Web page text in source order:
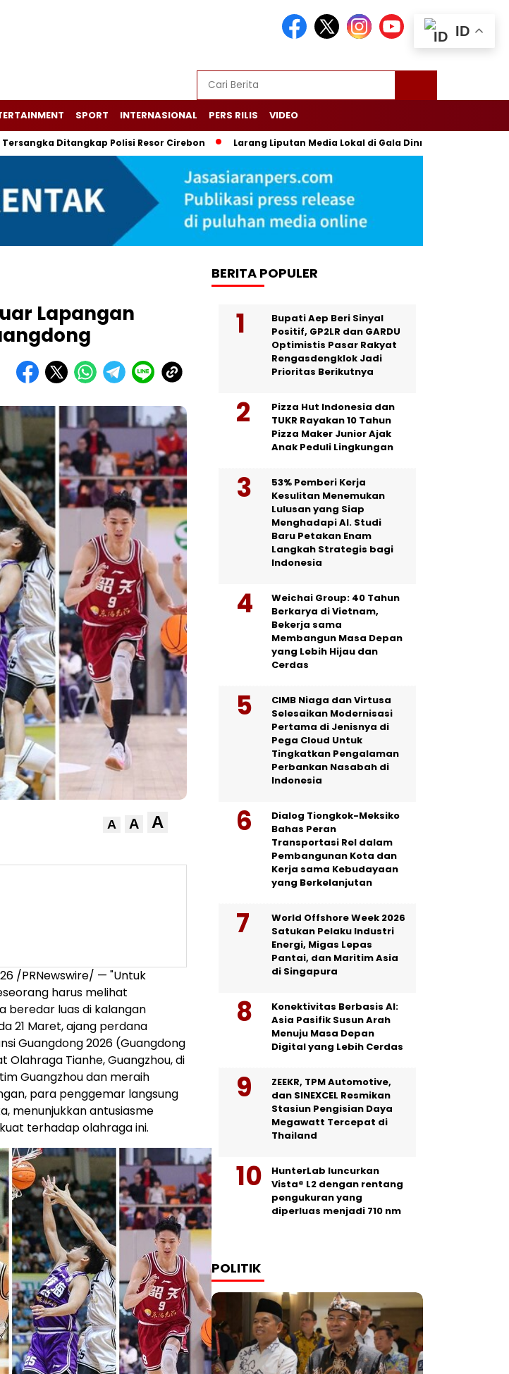
SPORT INTERNASIONAL PERS RILIS VIDEO
Ditangkap Polisi Resor Cirebon Larang Liputan Media Lokal di Gala Dinner Asia Africa,
Lapangan
A A A
/PRNewswire/ — "Untuk
harus melihat
beredar luas di kalangan
21 Maret, ajang perdana
Guangdong 2026 (Guangdong
Olahraga Tianhe, Guangzhou, di
Guangzhou dan meraih
para penggemar langsung
menunjukkan antusiasme
terhadap olahraga ini.
BERITA POPULER
Bupati Aep Beri Sinyal
Positif, GP2LR dan GARDU
Optimistis Pasar Rakyat
Rengasdengklok Jadi
Prioritas Berikutnya
Pizza Hut Indonesia dan
TUKR Rayakan 10 Tahun
Pizza Maker Junior Ajak
Anak Peduli Lingkungan
53% Pemberi Kerja
Kesulitan Menemukan
Lulusan yang Siap
Menghadapi AI. Studi
Baru Petakan Enam
Langkah Strategis bagi
Indonesia
Weichai Group: 40 Tahun
Berkarya di Vietnam,
Bekerja sama
Membangun Masa Depan
yang Lebih Hijau dan
Cerdas
CIMB Niaga dan Virtusa
Selesaikan Modernisasi
Pertama di Jenisnya di
Pega Cloud Untuk
Tingkatkan Pengalaman
Perbankan Nasabah di
Indonesia
Dialog Tiongkok-Meksiko
Bahas Peran
Transportasi Rel dalam
Pembangunan Kota dan
Kerja sama Kebudayaan
yang Berkelanjutan
World Offshore Week 2026
Satukan Pelaku Industri
Energi, Migas Lepas
Pantai, dan Maritim Asia
di Singapura
Konektivitas Berbasis AI:
Asia Pasifik Susun Arah
Menuju Masa Depan
Digital yang Lebih Cerdas
ZEEKR, TPM Automotive,
dan SINEXCEL Resmikan
Stasiun Pengisian Daya
Megawatt Tercepat di
Thailand
HunterLab luncurkan
Vista® L2 dengan rentang
pengukuran yang
diperluas menjadi 710 nm
POLITIK
ID